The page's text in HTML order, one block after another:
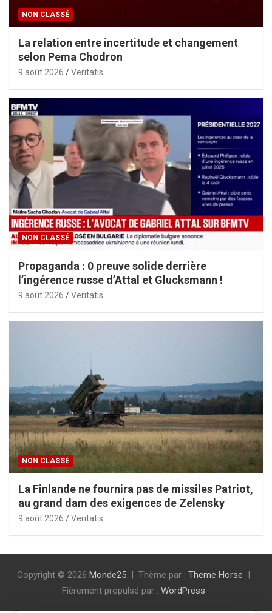
NON CLASSÉ
La relation entre incertitude et changement
selon Pema Chodron
9 août 2026 Veritatis
NON CLASSÉ
Propaganda : 0 preuve solide derrière
l’ingérence russe d’Attal et Glucksmann !
9 août 2026 Veritatis
NON CLASSÉ
La Finlande ne fournira pas de missiles Patriot,
au grand dam des exigences de Zelensky
9 août 2026 Veritatis
Copyright © 2026 Monde25 Thème par : Theme Horse
Fièrement propulsé par : WordPress